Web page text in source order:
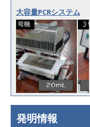
大容量PCRシステム
発明情報